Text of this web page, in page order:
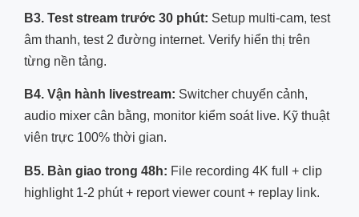
B3. Test stream trước 30 phút: Setup multi-cam, test
âm thanh, test 2 đường internet. Verify hiển thị trên
từng nền tảng.
B4. Vận hành livestream: Switcher chuyển cảnh,
audio mixer cân bằng, monitor kiểm soát live. Kỹ thuật
viên trực 100% thời gian.
B5. Bàn giao trong 48h: File recording 4K full + clip
highlight 1-2 phút + report viewer count + replay link.